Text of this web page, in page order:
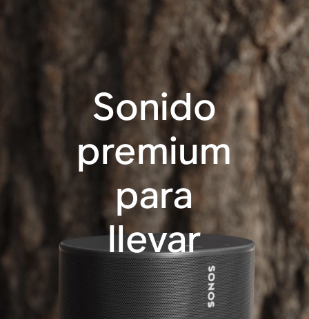
Controles táctiles Bluetooth®
WiFi
Sonido
premium
para
llevar